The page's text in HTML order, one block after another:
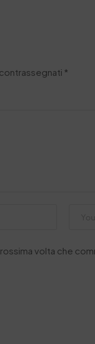
*
volta che